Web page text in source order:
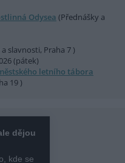
Odysea (Přednášky a
slavnosti, Praha 7 )
(pátek)
letního tábora
19 )